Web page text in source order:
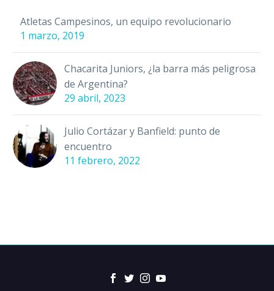
Atletas Campesinos, un equipo revolucionario
1 marzo, 2019
Chacarita Juniors, ¿la barra más peligrosa
de Argentina?
29 abril, 2023
Julio Cortázar y Banfield: punto de
encuentro
11 febrero, 2022